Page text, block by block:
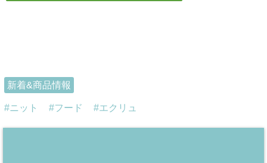
新着&商品情報
ニット フード エクリュ